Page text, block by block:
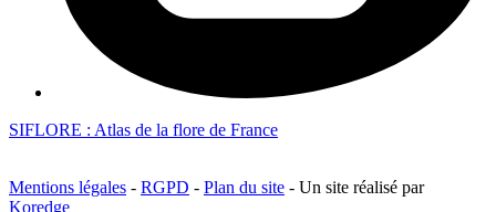
SIFLORE : Atlas de la flore de France
Mentions légales - RGPD - Plan du site - Un site réalisé par
Koredge